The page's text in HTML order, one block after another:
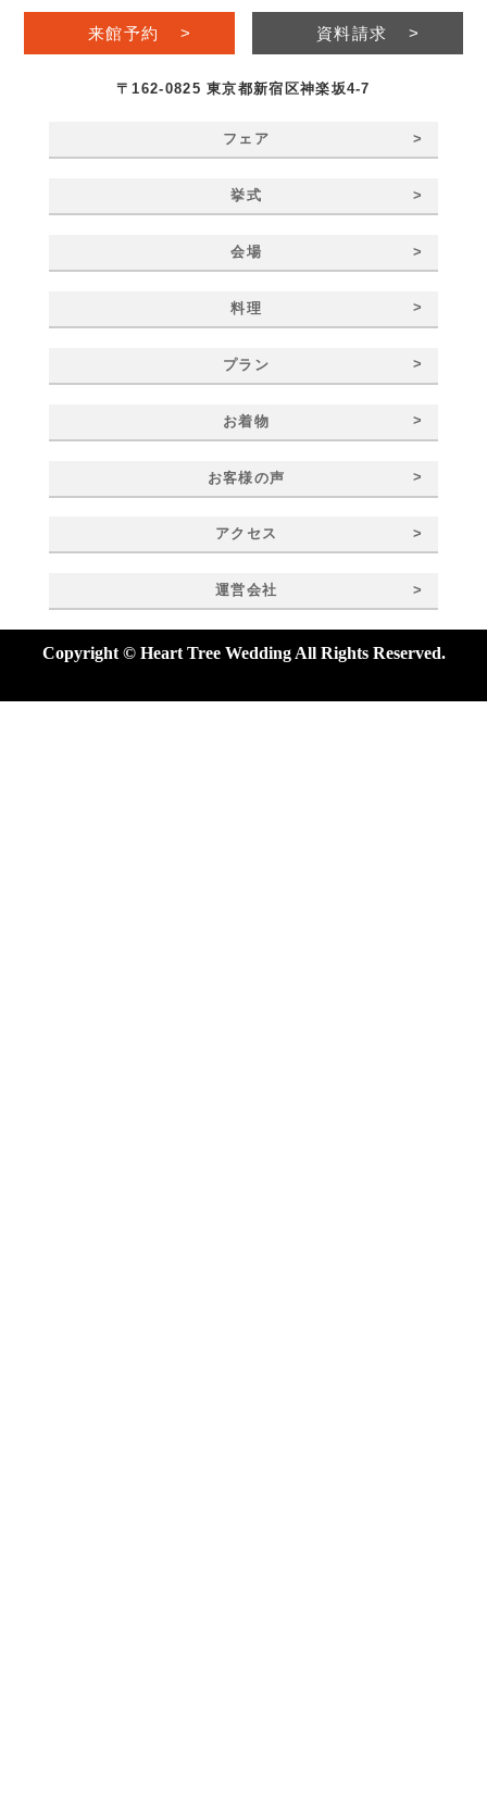
来館予約 > 資料請求 >
〒162-0825 東京都新宿区神楽坂4-7
フェア >
挙式 >
会場 >
料理 >
プラン >
お着物 >
お客様の声 >
アクセス >
運営会社 >
Copyright © Heart Tree Wedding All Rights Reserved.